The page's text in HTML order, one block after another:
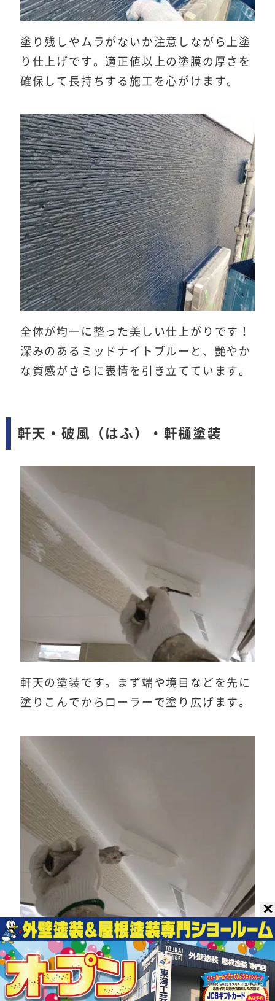
塗り残しやムラがないか注意しながら上塗
り仕上げです。適正値以上の塗膜の厚さを
確保して長持ちする施工を心がけます。
全体が均一に整った美しい仕上がりです！
深みのあるミッドナイトブルーと、艶やか
な質感がさらに表情を引き立てています。
軒天・破風（はふ）・軒樋塗装
軒天の塗装です。まず端や境目などを先に
塗りこんでからローラーで塗り広げます。
軒天は湿気がこもりやすいため透湿性、防
カビ性に優れた専用塗料を2回塗ります。
✕